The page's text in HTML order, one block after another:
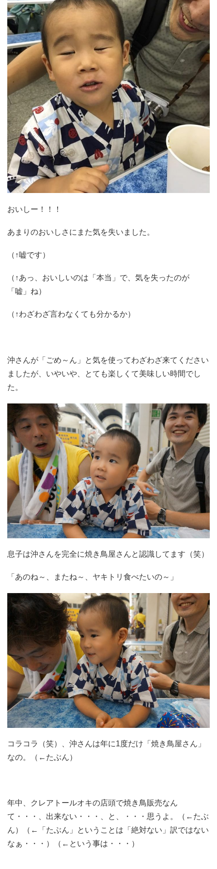
おいしー！！！
あまりのおいしさにまた気を失いました。
（↑嘘です）
（↑あっ、おいしいのは「本当」で、気を失ったのが
「嘘」ね）
（↑わざわざ言わなくても分かるか）
沖さんが「ごめ～ん」と気を使ってわざわざ来てください
ましたが、いやいや、とても楽しくて美味しい時間でし
た。
息子は沖さんを完全に焼き鳥屋さんと認識してます（笑）
「あのね～、またね～、ヤキトリ食べたいの～」
コラコラ（笑）、沖さんは年に1度だけ「焼き鳥屋さん」
なの。（←たぶん）
年中、クレアトールオキの店頭で焼き鳥販売なん
て・・・、出来ない・・・、と、・・・思うよ。（←たぶ
ん）（←「たぶん」ということは「絶対ない」訳ではない
なぁ・・・）（←という事は・・・）